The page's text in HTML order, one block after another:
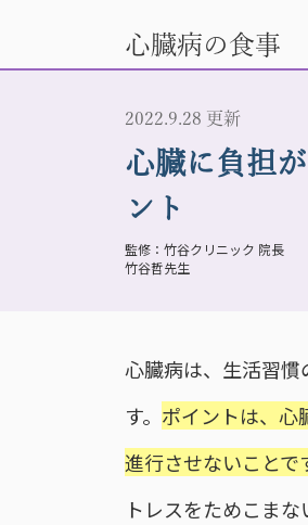
心臓病の食事
2022.9.28 更新
心臓に負担
ント
竹谷クリニック 院長
竹谷哲先生
心臓病は、生活習慣
す。 ポイントは、心
進行させないことで
トレスをためこまな